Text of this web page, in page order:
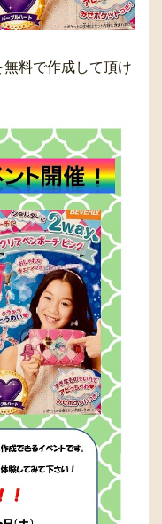
料で作成して頂け